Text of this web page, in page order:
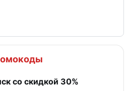
со скидкой 30%